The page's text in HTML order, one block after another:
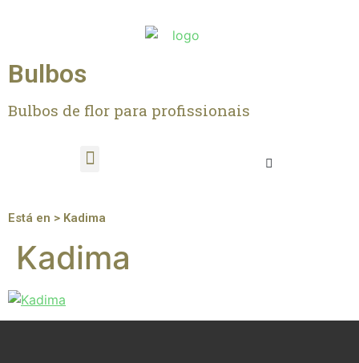
Bulbos
Bulbos de flor para profissionais
Está en > Kadima
Kadima